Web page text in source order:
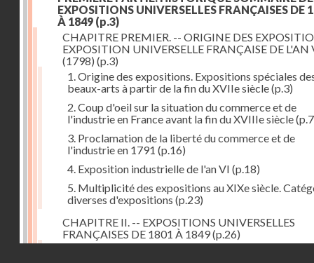
EXPOSITIONS UNIVERSELLES FRANÇAISES DE
À 1849 (p.3)
CHAPITRE PREMIER. -- ORIGINE DES
EXPOSITION UNIVERSELLE FRANÇAISE DE L'AN
(1798) (p.3)
1. Origine des expositions. Expositions spéciales
beaux-arts à partir de la fin du XVIIe siècle(p.3)
2. Coup d'oeil sur la situation du commerce et de
l'industrie en France avant la fin du XVIIIe siècle
3. Proclamation de la liberté du commerce et de
l'industrie en 1791 (p.16)
4. Exposition industrielle de l'an VI (p.18)
5. Multiplicité des expositions au XIXe siècle.
diverses d'expositions (p.23)
CHAPITRE II. -- EXPOSITIONS UNIVERSELLES
FRANÇAISES DE 1801 À 1849(p.26)